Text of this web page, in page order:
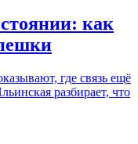
как
где связь ещё
разбирает, что